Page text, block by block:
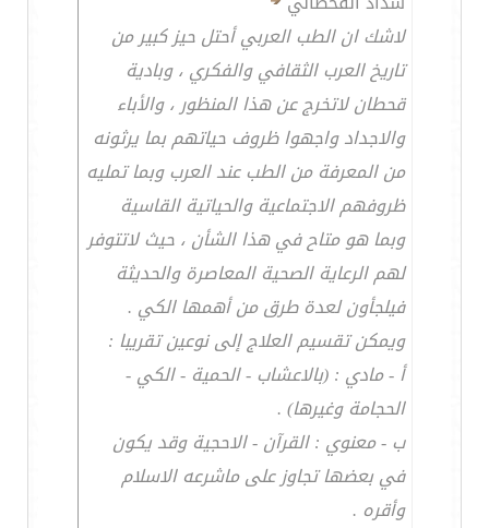
لاشك ان الطب العربي أحتل حيز كبير من
تاريخ العرب الثقافي والفكري ، وبادية
قحطان لاتخرج عن هذا المنظور ، والأباء
والاجداد واجهوا ظروف حياتهم بما يرثونه
من المعرفة من الطب عند العرب وبما تمليه
ظروفهم الاجتماعية والحياتية القاسية
وبما هو متاح في هذا الشأن ، حيث لاتتوفر
لهم الرعاية الصحية المعاصرة والحديثة
فيلجأون لعدة طرق من أهمها الكي .
ويمكن تقسيم العلاج إلى نوعين تقريبا :
أ - مادي : (بالاعشاب - الحمية - الكي -
الحجامة وغيرها) .
ب - معنوي : القرآن - الاحجية وقد يكون
في بعضها تجاوز على ماشرعه الاسلام
وأقره .